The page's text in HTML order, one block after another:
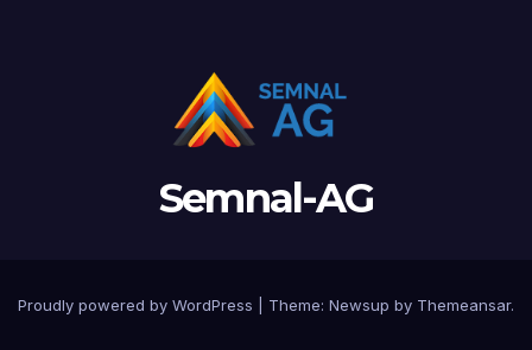
Semnal-AG
Proudly powered by WordPress Theme: Newsup by Themeansar.